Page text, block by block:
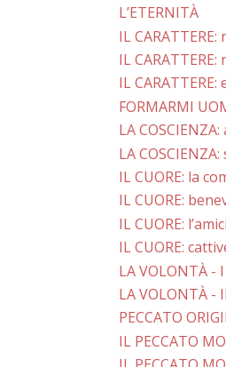
L’ETERNITÀ
IL
IL
IL
FORMARMI
LA
LA
IL CUORE: la
IL CUORE:
IL CUORE:
IL CUORE:
LA VOLONTÀ - I
LA VOLONTÀ - II
PECCATO
IL PECCATO